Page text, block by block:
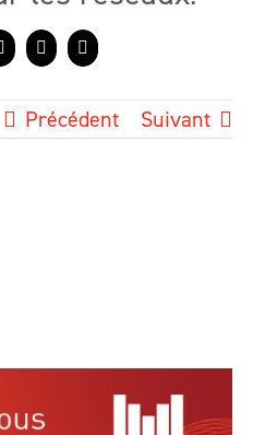
LinkedInCourriel
Précédent Suivant